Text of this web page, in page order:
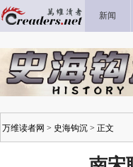
新闻
万维读者网 > 史海钩沉 > 正文